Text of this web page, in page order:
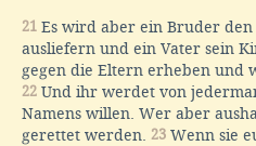
21 Es wird aber ein Bruder den
ausliefern und ein Vater sein
gegen die Eltern erheben und
22 Und ihr werdet von
Namens willen. Wer aber
gerettet werden. 23 Wenn sie